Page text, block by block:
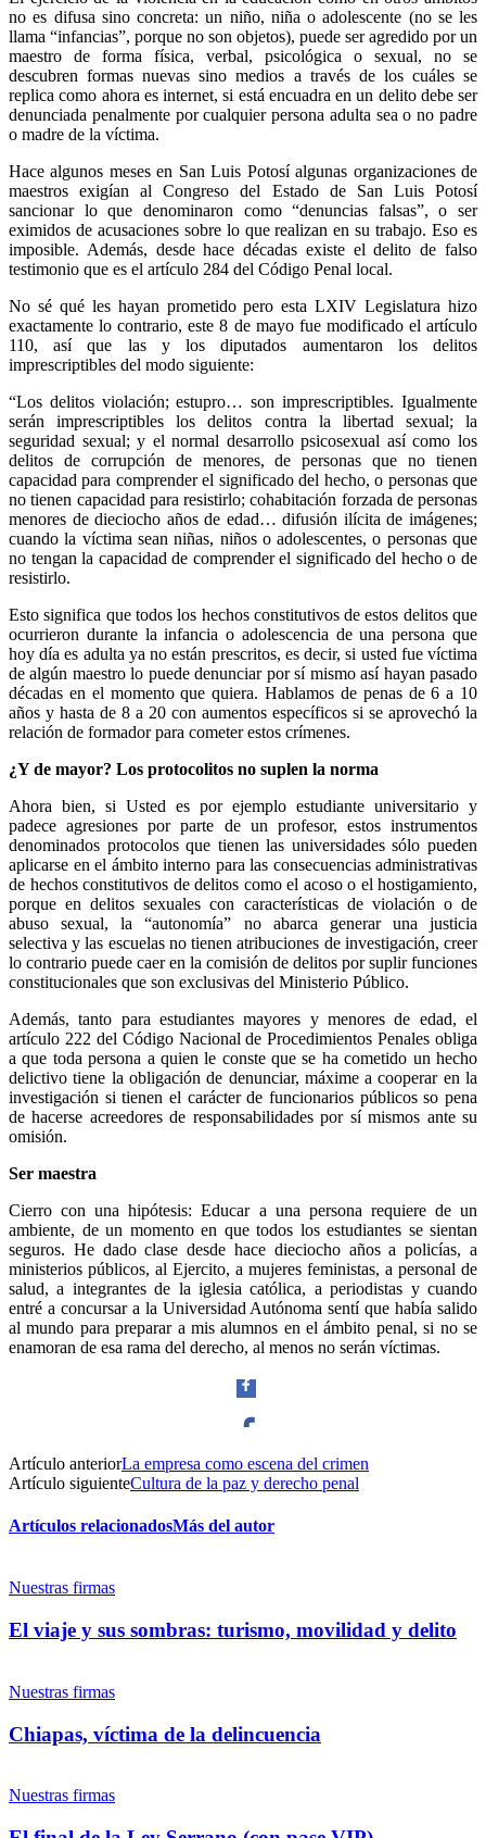
Bluesky
Threads
no es difusa sino concreta: un niño, niña o adolescente (no se les
llama “infancias”, porque no son objetos), puede ser agredido por un
maestro de forma física, verbal, psicológica o sexual, no se
descubren formas nuevas sino medios a través de los cuáles se
replica como ahora es internet, si está encuadra en un delito debe ser
denunciada penalmente por cualquier persona adulta sea o no padre
o madre de la víctima.
Hace algunos meses en San Luis Potosí algunas organizaciones de
maestros exigían al Congreso del Estado de San Luis Potosí
sancionar lo que denominaron como “denuncias falsas”, o ser
eximidos de acusaciones sobre lo que realizan en su trabajo. Eso es
imposible. Además, desde hace décadas existe el delito de falso
testimonio que es el artículo 284 del Código Penal local.
No sé qué les hayan prometido pero esta LXIV Legislatura hizo
exactamente lo contrario, este 8 de mayo fue modificado el artículo
110, así que las y los diputados aumentaron los delitos
imprescriptibles del modo siguiente:
“Los delitos violación; estupro… son imprescriptibles. Igualmente
serán imprescriptibles los delitos contra la libertad sexual; la
seguridad sexual; y el normal desarrollo psicosexual así como los
delitos de corrupción de menores, de personas que no tienen
capacidad para comprender el significado del hecho, o personas que
no tienen capacidad para resistirlo; cohabitación forzada de personas
menores de dieciocho años de edad… difusión ilícita de imágenes;
cuando la víctima sean niñas, niños o adolescentes, o personas que
no tengan la capacidad de comprender el significado del hecho o de
resistirlo.
Esto significa que todos los hechos constitutivos de estos delitos que
ocurrieron durante la infancia o adolescencia de una persona que
hoy día es adulta ya no están prescritos, es decir, si usted fue víctima
de algún maestro lo puede denunciar por sí mismo así hayan pasado
décadas en el momento que quiera. Hablamos de penas de 6 a 10
años y hasta de 8 a 20 con aumentos específicos si se aprovechó la
relación de formador para cometer estos crímenes.
¿Y de mayor? Los protocolitos no suplen la norma
Ahora bien, si Usted es por ejemplo estudiante universitario y
padece agresiones por parte de un profesor, estos instrumentos
denominados protocolos que tienen las universidades sólo pueden
aplicarse en el ámbito interno para las consecuencias administrativas
de hechos constitutivos de delitos como el acoso o el hostigamiento,
porque en delitos sexuales con características de violación o de
abuso sexual, la “autonomía” no abarca generar una justicia
selectiva y las escuelas no tienen atribuciones de investigación, creer
lo contrario puede caer en la comisión de delitos por suplir funciones
constitucionales que son exclusivas del Ministerio Público.
Además, tanto para estudiantes mayores y menores de edad, el
artículo 222 del Código Nacional de Procedimientos Penales obliga
a que toda persona a quien le conste que se ha cometido un hecho
delictivo tiene la obligación de denunciar, máxime a cooperar en la
investigación si tienen el carácter de funcionarios públicos so pena
de hacerse acreedores de responsabilidades por sí mismos ante su
omisión.
Ser maestra
Cierro con una hipótesis: Educar a una persona requiere de un
ambiente, de un momento en que todos los estudiantes se sientan
seguros. He dado clase desde hace dieciocho años a policías, a
ministerios públicos, al Ejercito, a mujeres feministas, a personal de
salud, a integrantes de la iglesia católica, a periodistas y cuando
entré a concursar a la Universidad Autónoma sentí que había salido
al mundo para preparar a mis alumnos en el ámbito penal, si no se
enamoran de esa rama del derecho, al menos no serán víctimas.
Facebook
Whatsapp
Artículo anteriorLa empresa como escena del crimen
Artículo siguienteCultura de la paz y derecho penal
Artículos relacionadosMás del autor
Nuestras firmas
El viaje y sus sombras: turismo, movilidad y delito
Nuestras firmas
Chiapas, víctima de la delincuencia
Nuestras firmas